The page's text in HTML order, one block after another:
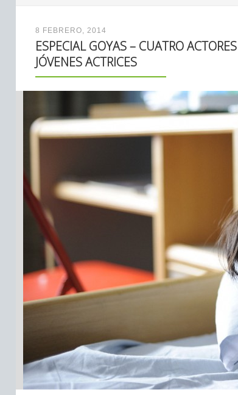
8 FEBRERO, 2014
ESPECIAL GOYAS – CUATRO
JÓVENES ACTRICES